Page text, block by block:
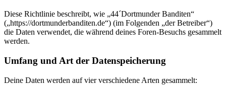
Diese Richtlinie beschreibt, wie „44´Dortmunder Banditen“
(„https://dortmunderbanditen.de“) (im Folgenden „der Betreiber“)
die Daten verwendet, die während deines Foren-Besuchs gesammelt
werden.
Umfang und Art der Datenspeicherung
Deine Daten werden auf vier verschiedene Arten gesammelt: